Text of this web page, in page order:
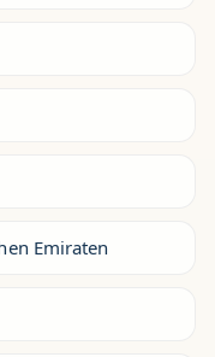
Emiraten